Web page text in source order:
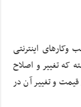
اینترنتی
که تغییر و اصلاح
و تغییر آن در